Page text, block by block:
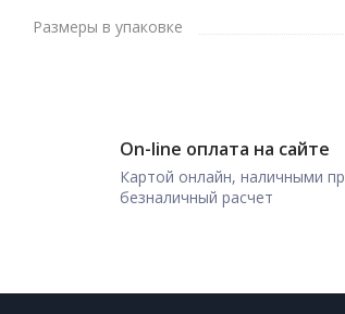
Размеры в упаковке
On-line оплата на сайте
Картой онлайн, наличными
безналичный расчет